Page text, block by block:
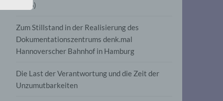
2026)
Zum Stillstand in der Realisierung des
Dokumentationszentrums denk.mal
Hannoverscher Bahnhof in Hamburg
Die Last der Verantwortung und die Zeit der
Unzumutbarkeiten